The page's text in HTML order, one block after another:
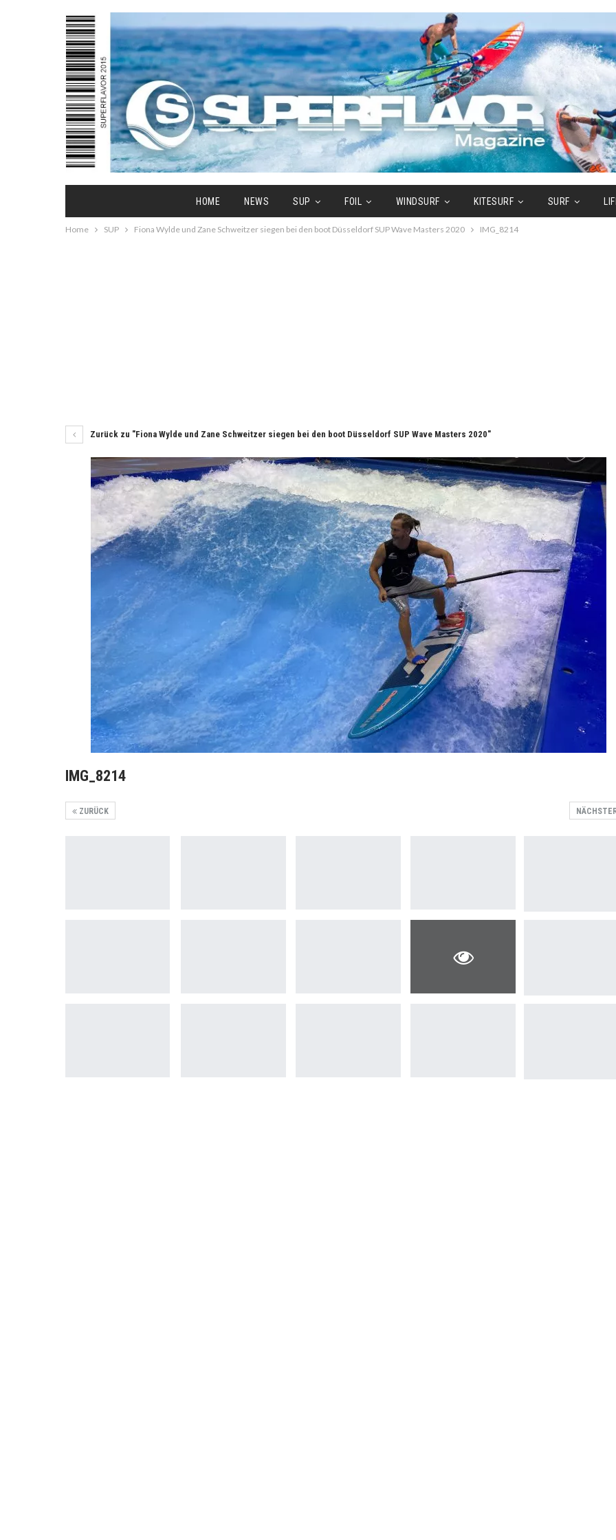
HOME NEWS SUP FOIL WINDSURF KITESURF SURF
Home SUP Fiona Wylde und Zane Schweitzer siegen bei den boot Düsseldorf SUP Wave Masters 2020 IMG_8214
Zurück zu "Fiona Wylde und Zane Schweitzer siegen bei den boot Düsseldorf SUP Wave Masters 2020"
IMG_8214
ZURÜCK